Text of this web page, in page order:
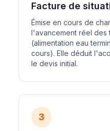
Facture de
Émise en cours de
l'avancement réel des
(alimentation eau
cours). Elle déduit
le devis initial.
3